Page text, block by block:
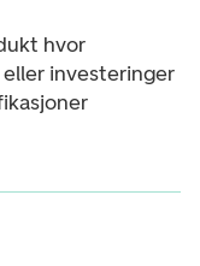
hvor
investeringer